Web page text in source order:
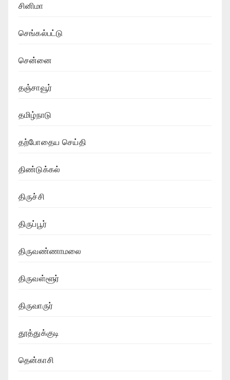
சினிமா
செங்கல்பட்டு
சென்னை
தஞ்சாவூர்
தமிழ்நாடு
தற்போதைய செய்தி
திண்டுக்கல்
திருச்சி
திருப்பூர்
திருவண்ணாமலை
திருவள்ளூர்
திருவாருர்
தூத்துக்குடி
தென்காசி